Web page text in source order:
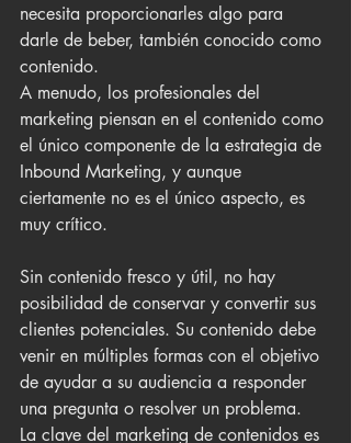
necesita proporcionarles algo para
darle de beber, también conocido como
contenido.
A menudo, los profesionales del
marketing piensan en el contenido como
el único componente de la estrategia de
Inbound Marketing, y aunque
ciertamente no es el único aspecto, es
muy crítico.
Sin contenido fresco y útil, no hay
posibilidad de conservar y convertir sus
clientes potenciales. Su contenido debe
venir en múltiples formas con el objetivo
de ayudar a su audiencia a responder
una pregunta o resolver un problema.
La clave del marketing de contenidos es